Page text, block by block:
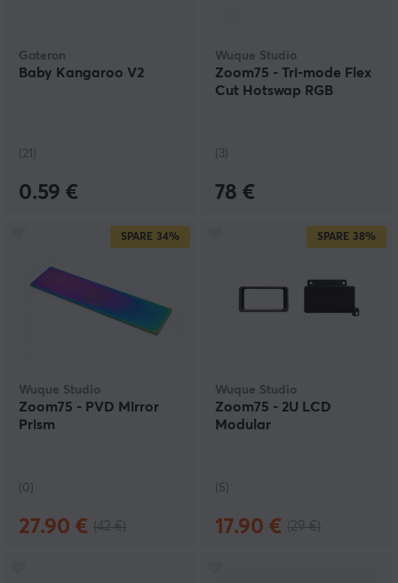
Gateron
Baby Kangaroo V2
(21)
0.59 €
Wuque Studio
Zoom75 - Tri-mode Flex
Cut Hotswap RGB
(3)
78 €
SPARE 34%
Wuque Studio
Zoom75 - PVD Mirror
Prism
(0)
27.90 €
SPARE 38%
Wuque Studio
Zoom75 - 2U LCD
Modular
(5)
17.90 €